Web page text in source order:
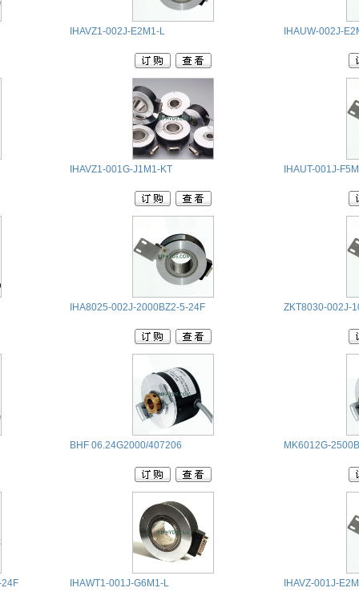
IHAVZ1-002J-E2M1-L IHAUW-002J-
IHAVZ1-001G-J1M1-KT IHAUT-001J-
IHA8025-002J-2000BZ2-5-24F ZKT8030-002J-
BHF 06.24G2000/407206 MK6012G-
IHAWT1-001J-G6M1-L IHAVZ-001J-